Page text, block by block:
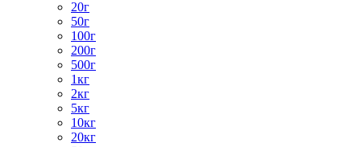
20г
50г
100г
200г
500г
1кг
2кг
5кг
10кг
20кг